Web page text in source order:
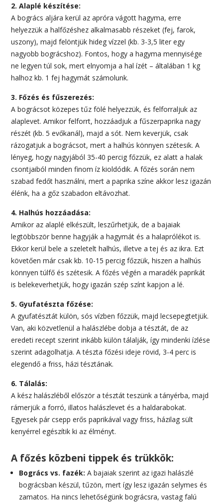
2. Alaplé készítése:
A bogrács aljára kerül az apróra vágott hagyma, erre
helyezzük a halfőzéshez alkalmasabb részeket (fej, farok,
uszony), majd felöntjük hideg vízzel (kb. 3-3,5 liter egy
nagyobb bográcshoz). Fontos, hogy a hagyma mennyisége
ne legyen túl sok, mert elnyomja a hal ízét – általában 1 kg
halhoz kb. 1 fej hagymát számolunk.
3. Főzés és fűszerezés:
A bográcsot közepes tűz fölé helyezzük, és felforraljuk az
alaplevet. Amikor felforrt, hozzáadjuk a fűszerpaprika nagy
részét (kb. 5 evőkanál), majd a sót. Nem keverjük, csak
rázogatjuk a bográcsot, mert a halhús könnyen szétesik. A
lényeg, hogy nagyjából 35-40 percig főzzük, ez alatt a halak
csontjaiból minden finom íz kioldódik. A főzés során nem
szabad fedőt használni, mert a paprika színe akkor lesz igazán
élénk, ha a gőz szabadon eltávozhat.
4. Halhús hozzáadása:
Amikor az alaplé elkészült, leszűrhetjük, de a bajaiak
legtöbbször benne hagyják a hagymát és a halaprólékot is.
Ekkor kerül bele a szeletelt halhús, illetve a tej és az ikra. Ezt
követően már csak kb. 10-15 percig főzzük, hiszen a halhús
könnyen túlfő és szétesik. A főzés végén a maradék paprikát
is belekeverhetjük, hogy igazán szép színt kapjon a lé.
5. Gyufatészta főzése:
A gyufatésztát külön, sós vízben főzzük, majd lecsepegtetjük.
Van, aki közvetlenül a halászlébe dobja a tésztát, de az
eredeti recept szerint inkább külön tálalják, így mindenki ízlése
szerint adagolhatja. A tészta főzési ideje rövid, 3-4 perc is
elegendő a friss, házi tésztának.
6. Tálalás:
A kész halászléből először a tésztát teszünk a tányérba, majd
rámerjük a forró, illatos halászlevet és a haldarabokat.
Egyesek pár csepp erős paprikával vagy friss, házilag sült
kenyérrel egészítik ki az élményt.
A főzés közbeni tippek és trükkök:
Bogrács vs. fazék: A bajaiak szerint az igazi halászlé
bográcsban készül, tűzön, mert így lesz igazán selymes és
zamatos. Ha nincs lehetőségünk bográcsra, vastag falú